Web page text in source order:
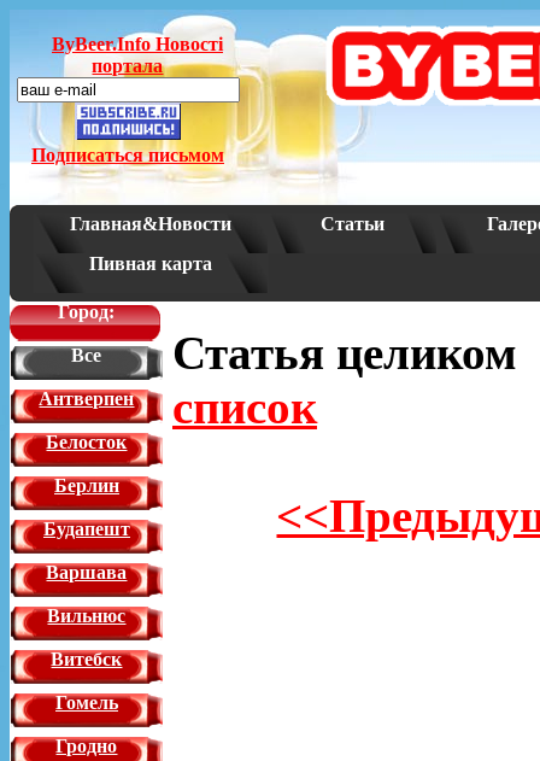
ByBeer.Info Новостi
портала
Подписаться письмом
Главная&Новости Статьи
Пивная карта
Город:
Все
Антверпен
Белосток
Берлин
Будапешт
Варшава
Вильнюс
Витебск
Гомель
Гродно
Статья
список